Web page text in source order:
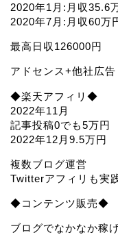
2020年1月:月収35.6
2020年7月:月収60万
最高日収126000円
アドセンス+他社広告
◆楽天アフィリ◆
2022年11月
記事投稿0でも5万円
2022年12月9.5万円
複数ブログ運営
Twitterアフィリも実
◆コンテンツ販売◆
ブログでなかなか稼